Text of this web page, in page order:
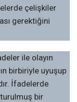
çelişkiler
gerektiğini
ile olayın
birbiriyle uyuşup
İfadelerde
bir